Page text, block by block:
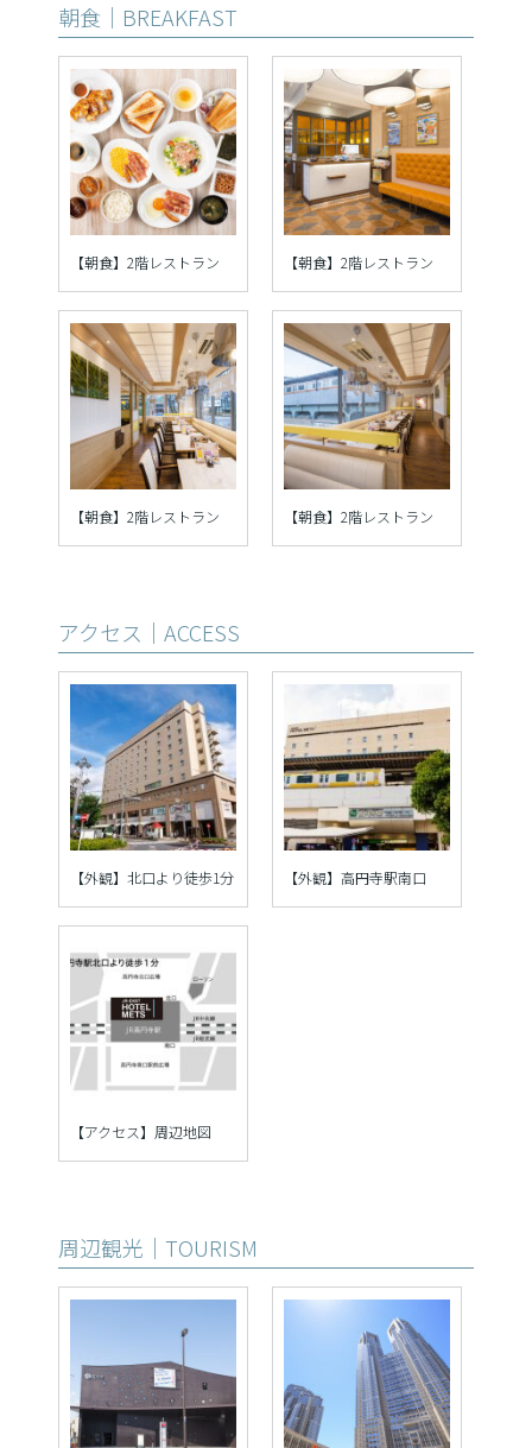
朝食｜BREAKFAST
【朝食】2階レストラン 【朝食】2階レストラン
【朝食】2階レストラン 【朝食】2階レストラン
アクセス｜ACCESS
【外観】北口より徒歩1分 【外観】高円寺駅南口
【アクセス】周辺地図
周辺観光｜TOURISM